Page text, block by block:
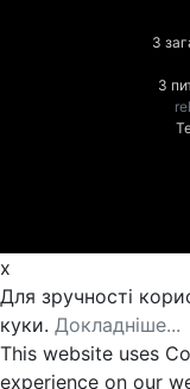
З
З
x
Для зручності
куки. Докладніше...
This website uses
experience on our